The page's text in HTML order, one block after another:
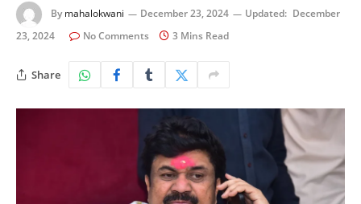
By mahalokwani December 23, 2024 Updated: December
23, 2024
No Comments 3 Mins Read
Share